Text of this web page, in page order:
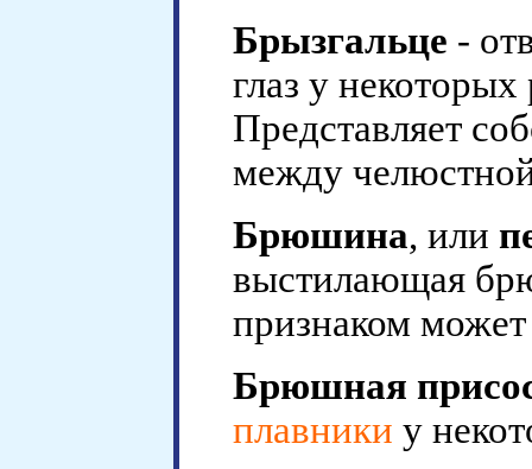
Брызгальце -
глаз у
Представляет
между
Брюшина, или
выстилающая
признаком
Брюшная
плавники у